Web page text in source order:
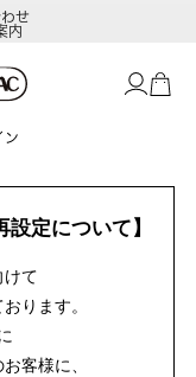
せ
内
ン
定について】
けて
ります。
客様に、